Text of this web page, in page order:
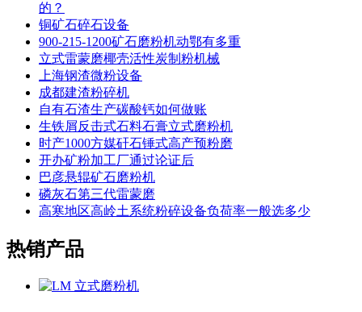
的？
铜矿石碎石设备
900-215-1200矿石磨粉机动鄂有多重
立式雷蒙磨椰壳活性炭制粉机械
上海钢渣微粉设备
成都建渣粉碎机
自有石渣生产碳酸钙如何做账
生铁屑反击式石料石膏立式磨粉机
时产1000方媒矸石锤式高产预粉磨
开办矿粉加工厂通过论证后
巴彦悬辊矿石磨粉机
磷灰石第三代雷蒙磨
高寒地区高岭土系统粉碎设备负荷率一般选多少
热销产品